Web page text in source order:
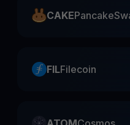
CAKE
FILFilecoin